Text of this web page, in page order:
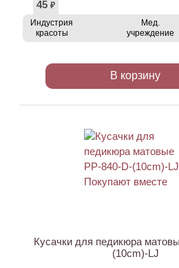
45 ₽
Индустрия
красоты
Мед.
учреждение
В корзину
Кусачки для педикюра
(10cm)-LJ